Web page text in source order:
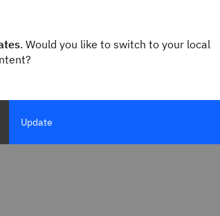
. Would you like to switch to your local
Update